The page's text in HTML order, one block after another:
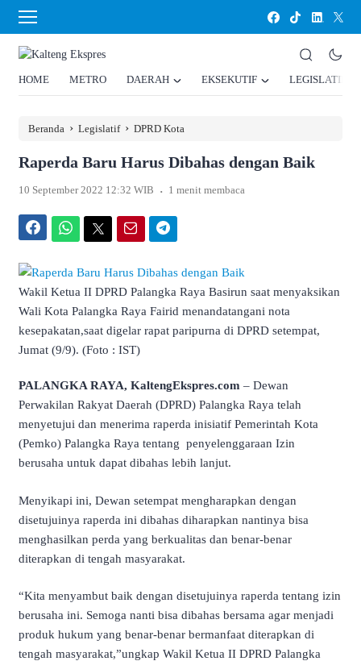
HOME METRO DAERAH EKSEKUTIF LEGISLATIF
Beranda › Legislatif › DPRD Kota
Raperda Baru Harus Dibahas dengan Baik
10 September 2022 12:32 WIB . 1 menit membaca
Wakil Ketua II DPRD Palangka Raya Basirun saat menyaksikan
Wali Kota Palangka Raya Fairid menandatangani nota
kesepakatan,saat digelar rapat paripurna di DPRD setempat,
Jumat (9/9). (Foto : IST)
PALANGKA RAYA, KaltengEkspres.com – Dewan
Perwakilan Rakyat Daerah (DPRD) Palangka Raya telah
menyetujui dan menerima raperda inisiatif Pemerintah Kota
(Pemko) Palangka Raya tentang penyelenggaraan Izin
berusaha untuk dapat dibahas lebih lanjut.
Menyikapi ini, Dewan setempat mengharapkan dengan
disetujuinya raperda ini dibahas diharapkan nantinya bisa
menghasilkan perda yang berkualitas dan benar-benar
diterapkan di tengah masyarakat.
“Kita menyambut baik dengan disetujuinya raperda tentang izin
berusaha ini. Semoga nanti bisa dibahas bersama agar menjadi
produk hukum yang benar-benar bermanfaat diterapkan di
tengah masyarakat,”ungkap Wakil Ketua II DPRD Palangka